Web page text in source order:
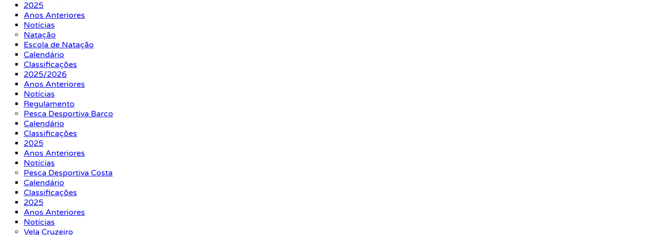
2025
Anos Anteriores
Notícias
Natação
Escola de Natação
Calendário
Classificações
2025/2026
Anos Anteriores
Notícias
Regulamento
Pesca Desportiva Barco
Calendário
Classificações
2025
Anos Anteriores
Notícias
Pesca Desportiva Costa
Calendário
Classificações
2025
Anos Anteriores
Notícias
Vela Cruzeiro